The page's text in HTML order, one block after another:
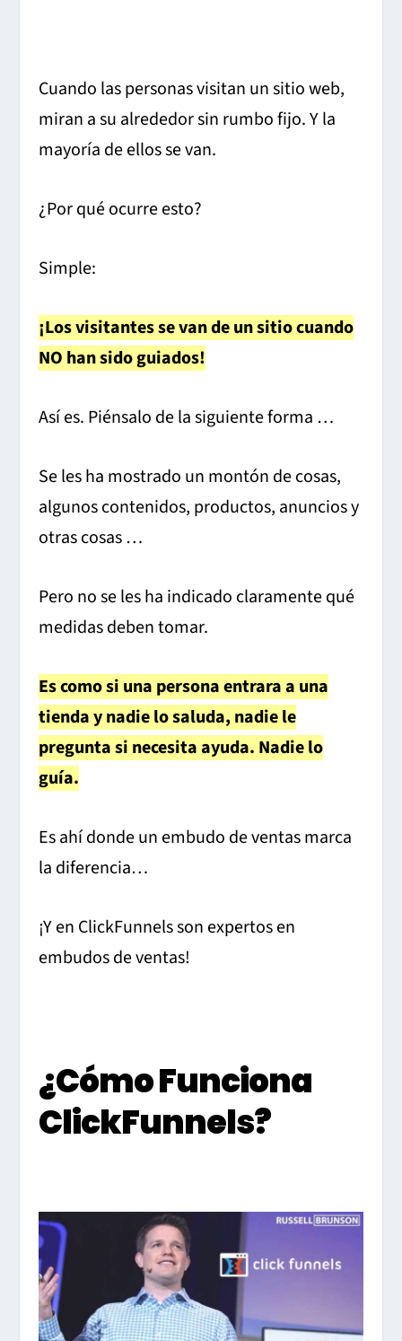
Cuando las personas visitan un sitio web,
miran a su alrededor sin rumbo fijo. Y la
mayoría de ellos se van.
¿Por qué ocurre esto?
Simple:
¡Los visitantes se van de un sitio cuando
NO han sido guiados!
Así es. Piénsalo de la siguiente forma …
Se les ha mostrado un montón de cosas,
algunos contenidos, productos, anuncios y
otras cosas …
Pero no se les ha indicado claramente qué
medidas deben tomar.
Es como si una persona entrara a una
tienda y nadie lo saluda, nadie le
pregunta si necesita ayuda. Nadie lo
guía.
Es ahí donde un embudo de ventas marca
la diferencia…
¡Y en ClickFunnels son expertos en
embudos de ventas!
¿Cómo Funciona
ClickFunnels?